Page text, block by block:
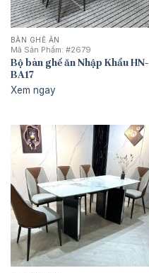
BÀN GHẾ ĂN
Mã Sản Phẩm: #2679
Bộ bàn ghế ăn Nhập Khẩu HN-
BA17
Xem ngay